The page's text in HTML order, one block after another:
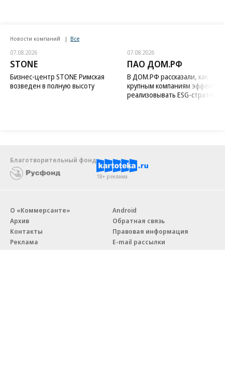
Новости компаний Все
07.08.2026
STONE
Бизнес-центр STONE Римская
возведен в полную высоту
07.08.2026
ПАО ДОМ.РФ
В ДОМ.РФ рассказали, как
крупным компаниям
реализовывать ESG-стратегию
Благотворительный фонд
18+ реклама
О «Коммерсанте»
Архив
Контакты
Реклама
Android
Обратная связь
Правовая информация
E-mail рассылки